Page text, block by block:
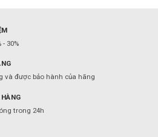
30%
và được bảo hành của hãng
trong 24h